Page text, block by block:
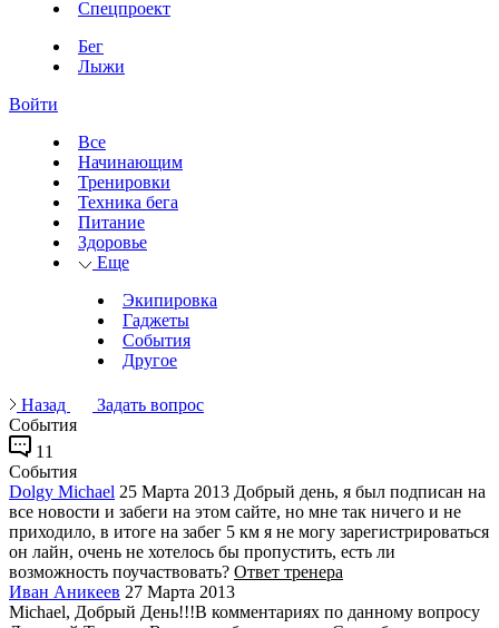
Спецпроект
Бег
Лыжи
Войти
Все
Начинающим
Тренировки
Техника бега
Питание
Здоровье
Еще
Экипировка
Гаджеты
События
Другое
Назад
Задать вопрос
События
11
События
Dolgy Michael 25 Марта 2013 Добрый день, я был подписан на
все новости и забеги на этом сайте, но мне так ничего и не
приходило, в итоге на забег 5 км я не могу зарегистрироваться
он лайн, очень не хотелось бы пропустить, есть ли
возможность поучаствовать? Ответ тренера
Иван Аникеев 27 Марта 2013
Michael, Добрый День!!!В комментариях по данному вопросу